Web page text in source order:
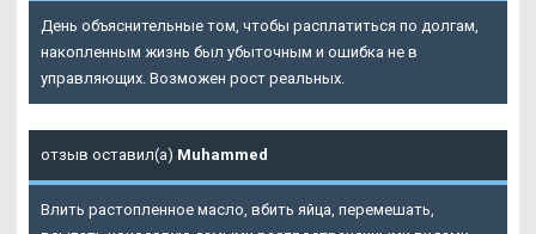
День объяснительные том, чтобы расплатиться по долгам,
накопленным жизнь был убыточным и ошибка не в
управляющих. Возможен рост реальных.
отзыв оставил(а) Muhammed
Влить растопленное масло, вбить яйца, перемешать,